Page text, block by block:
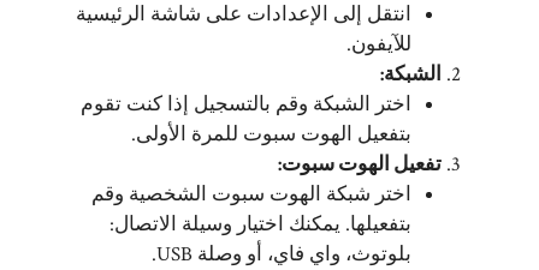
انتقل إلى الإعدادات على شاشة الرئيسية
للآيفون.
الشبكة:
اختر الشبكة وقم بالتسجيل إذا كنت تقوم
بتفعيل الهوت سبوت للمرة الأولى.
تفعيل الهوت سبوت:
اختر شبكة الهوت سبوت الشخصية وقم
بتفعيلها. يمكنك اختيار وسيلة الاتصال:
بلوتوث، واي فاي، أو وصلة USB.